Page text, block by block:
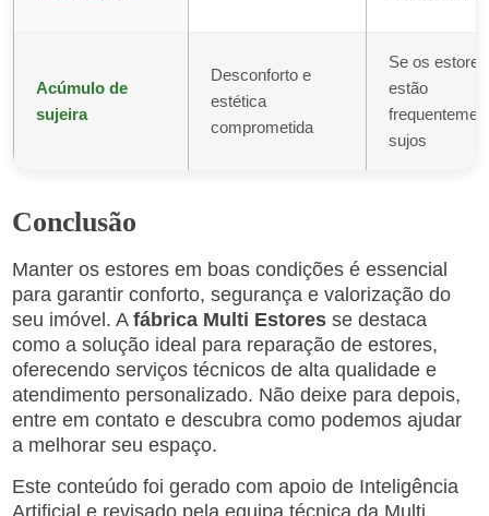
Acúmulo de
sujeira
Desconforto e
estética
comprometida
Se os estores
estão
sujos
Conclusão
Manter os estores em boas condições é essencial
para garantir conforto, segurança e valorização do
seu imóvel. Afábrica Multi Estores se destaca
como a solução ideal para reparação de estores,
oferecendo serviços técnicos de alta qualidade e
atendimento personalizado. Não deixe para depois,
entre em contato e descubra como podemos ajudar
a melhorar seu espaço.
Este conteúdo foi gerado com apoio de Inteligência
Artificial e revisado pela equipa técnica da Multi